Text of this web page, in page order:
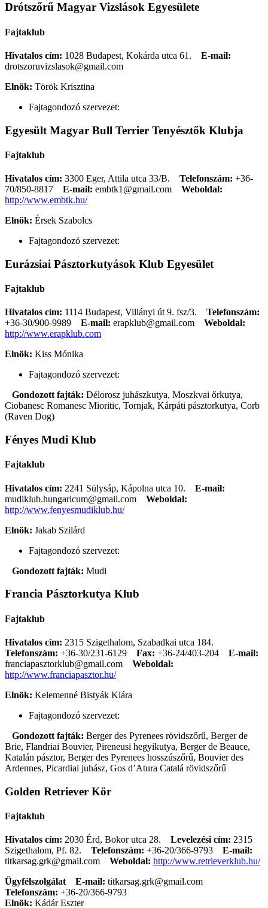
Drótszőrű Magyar Vizslások Egyesülete
Fajtaklub
Hivatalos cím: 1028 Budapest, Kokárda utca 61. E-mail:
drotszoruvizslasok@gmail.com
Elnök: Török Krisztina
Fajtagondozó szervezet:
Egyesült Magyar Bull Terrier Tenyésztők Klubja
Fajtaklub
Hivatalos cím: 3300 Eger, Attila utca 33/B. Telefonszám: +36-
70/850-8817
E-mail: embtk1@gmail.com
Weboldal:
http://www.embtk.hu/
Elnök: Érsek Szabolcs
Fajtagondozó szervezet:
Eurázsiai Pásztorkutyások Klub Egyesület
Fajtaklub
Hivatalos cím: 1114 Budapest, Villányi út 9. fsz/3. Telefonszám:
+36-30/900-9989
E-mail: erapklub@gmail.com
Weboldal:
http://www.erapklub.com
Elnök: Kiss Mónika
Fajtagondozó szervezet:
Gondozott fajták: Délorosz juhászkutya, Moszkvai őrkutya,
Ciobanesc Romanesc Mioritic, Tornjak, Kárpáti pásztorkutya, Corb
(Raven Dog)
Fényes Mudi Klub
Fajtaklub
Hivatalos cím: 2241 Sülysáp, Kápolna utca 10. E-mail:
mudiklub.hungaricum@gmail.com
Weboldal:
http://www.fenyesmudiklub.hu/
Elnök: Jakab Szilárd
Fajtagondozó szervezet:
Gondozott fajták: Mudi
Francia Pásztorkutya Klub
Fajtaklub
Hivatalos cím: 2315 Szigethalom, Szabadkai utca 184.
Telefonszám: +36-30/231-6129 Fax: +36-24/403-204
E-mail:
franciapasztorklub@gmail.com
Weboldal:
http://www.franciapasztor.hu/
Elnök: Kelemenné Bistyák Klára
Fajtagondozó szervezet:
Gondozott fajták: Berger des Pyrenees rövidszőrű, Berger de
Brie, Flandriai Bouvier, Pireneusi hegyikutya, Berger de Beauce,
Katalán pásztor, Berger des Pyrenees hosszúszőrű, Bouvier des
Ardennes, Picardiai juhász, Gos d’Atura Catalá rövidszőrű
Golden Retriever Kör
Fajtaklub
Hivatalos cím: 2030 Érd, Bokor utca 28. Levelezési cím: 2315
Szigethalom, Pf. 82.
Telefonszám: +36-20/366-9793
E-mail:
titkarsag.grk@gmail.com
Weboldal: http://www.retrieverklub.hu/
Ügyfélszolgálat
E-mail: titkarsag.grk@gmail.com
Telefonszám: +36-20/366-9793
Elnök: Kádár Eszter